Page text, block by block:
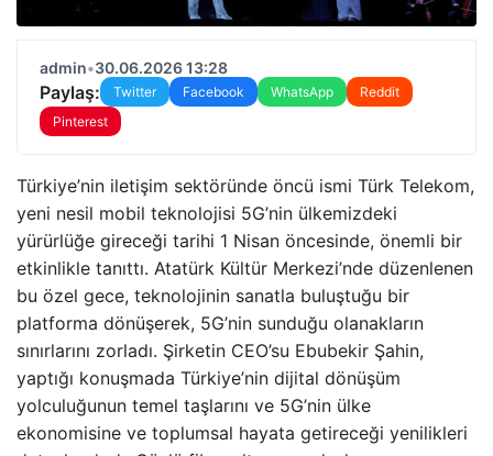
admin•30.06.2026 13:28
Paylaş: Twitter Facebook WhatsApp
Reddit
Pinterest
Türkiye’nin iletişim sektöründe öncü ismi Türk Telekom,
yeni nesil mobil teknolojisi 5G’nin ülkemizdeki
yürürlüğe gireceği tarihi 1 Nisan öncesinde, önemli bir
etkinlikle tanıttı. Atatürk Kültür Merkezi’nde düzenlenen
bu özel gece, teknolojinin sanatla buluştuğu bir
platforma dönüşerek, 5G’nin sunduğu olanakların
sınırlarını zorladı. Şirketin CEO’su Ebubekir Şahin,
yaptığı konuşmada Türkiye’nin dijital dönüşüm
yolculuğunun temel taşlarını ve 5G’nin ülke
ekonomisine ve toplumsal hayata getireceği yenilikleri